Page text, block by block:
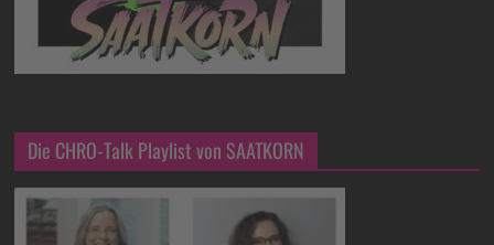
Die CHRO-Talk Playlist von SAATKORN